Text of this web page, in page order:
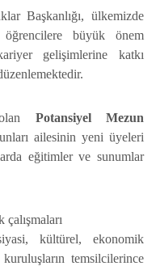
Başkanlığı, ülkemizde
büyük önem
gelişimlerine katkı
Potansiyel Mezun
ailesinin yeni üyeleri
eğitimler ve sunumlar
kültürel, ekonomik
temsilcilerince